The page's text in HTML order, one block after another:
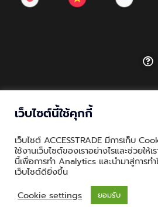
Thailand.a | All Rights
Privacy & Policy |
เว็บไซต์นี้ใช้คุกกี้
เว็บไซต์ ACCESSTRADE มีการเก็บ
ใช้งานเว็บไซต์ของเราอย่างไรและช่วยให้
นี้เพื่อการทำ Analytics และนำมาสู่การท
เว็บไซต์ดียิ่งขึ้น
Cookie settings
ยอมรับ